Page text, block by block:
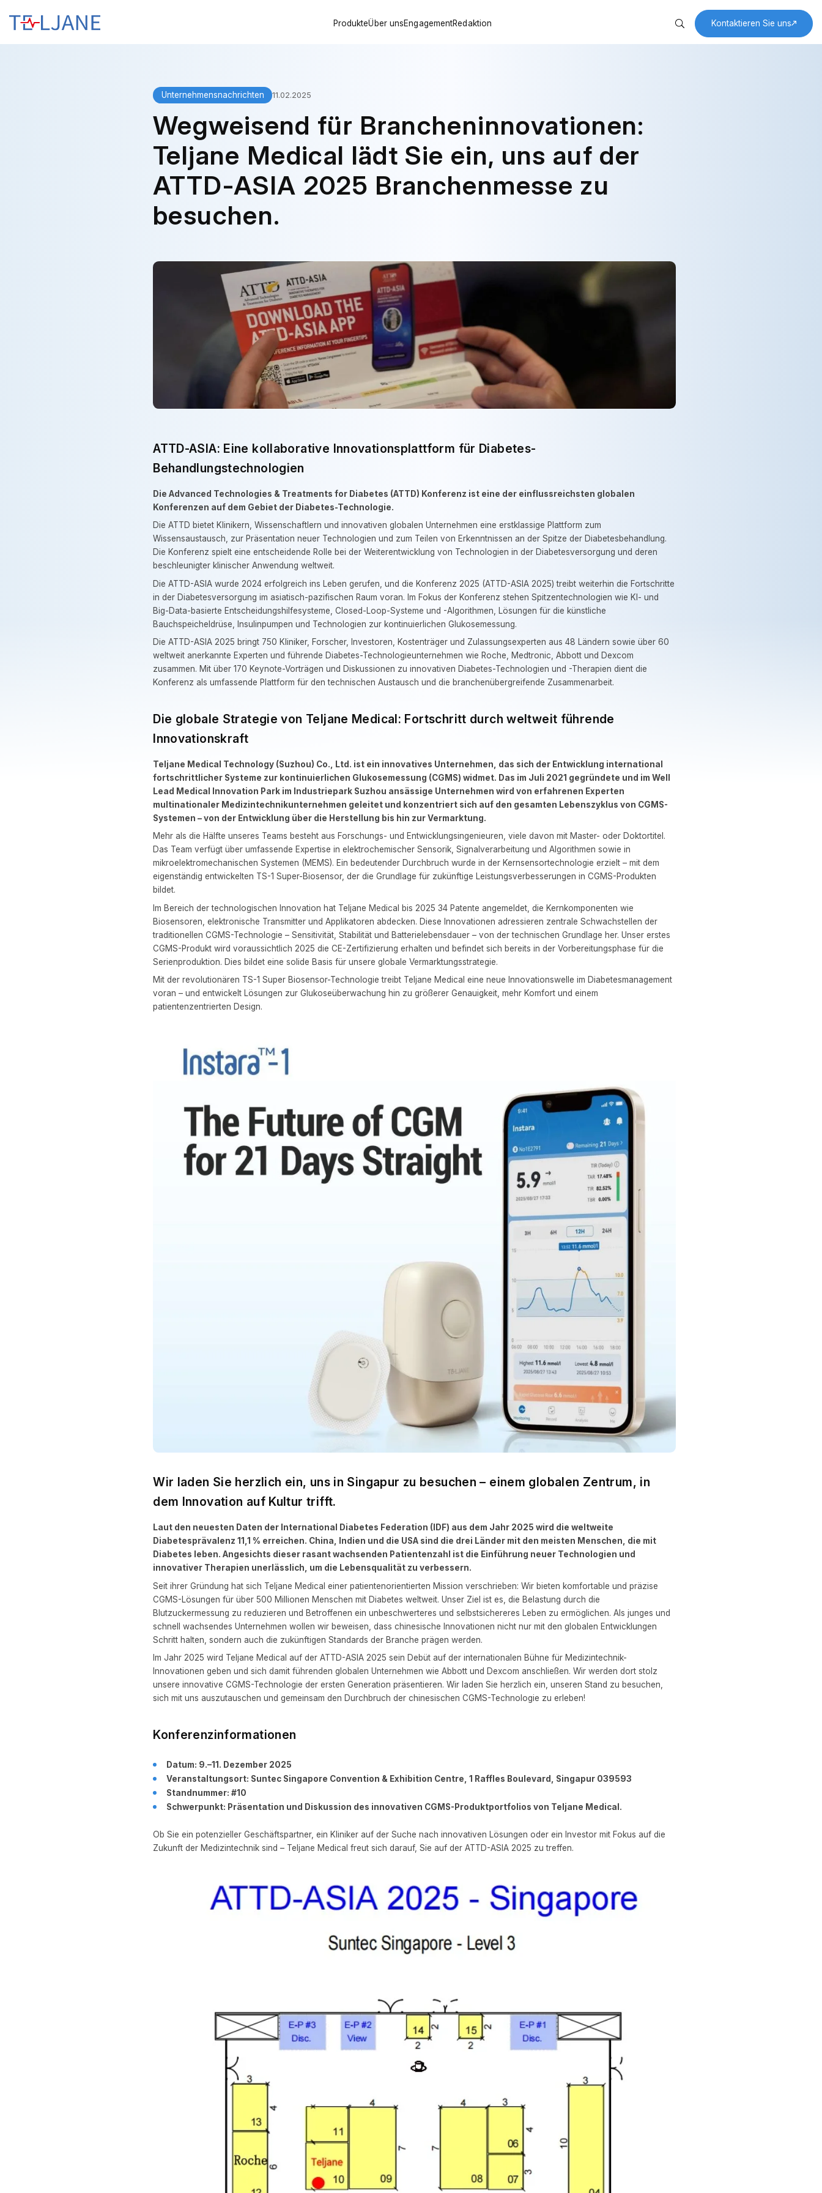
E
ProdukteÜber unsEngagement
Originale Werksstärke
Redaktion Kontaktieren Sie uns
Unternehmensnachrichten 11.02.2025
Wegweisend für Brancheninnovationen:
Teljane Medical lädt Sie ein, uns auf der
ATTD-ASIA 2025 Branchenmesse zu
besuchen.
ATTD-ASIA: Eine kollaborative Innovationsplattform für Diabetes-
Behandlungstechnologien
Die Advanced Technologies & Treatments for Diabetes (ATTD) Konferenz ist eine der einflussreichsten globalen
Konferenzen auf dem Gebiet der Diabetes-Technologie.
Die ATTD bietet Klinikern, Wissenschaftlern und innovativen globalen Unternehmen eine erstklassige Plattform zum
Wissensaustausch, zur Präsentation neuer Technologien und zum Teilen von Erkenntnissen an der Spitze der Diabetesbehandlung.
Die Konferenz spielt eine entscheidende Rolle bei der Weiterentwicklung von Technologien in der Diabetesversorgung und deren
beschleunigter klinischer Anwendung weltweit.
Die ATTD-ASIA wurde 2024 erfolgreich ins Leben gerufen, und die Konferenz 2025 (ATTD-ASIA 2025) treibt weiterhin die Fortschritte
in der Diabetesversorgung im asiatisch-pazifischen Raum voran. Im Fokus der Konferenz stehen Spitzentechnologien wie KI- und
Big-Data-basierte Entscheidungshilfesysteme, Closed-Loop-Systeme und -Algorithmen, Lösungen für die künstliche
Bauchspeicheldrüse, Insulinpumpen und Technologien zur kontinuierlichen Glukosemessung.
Die ATTD-ASIA 2025 bringt 750 Kliniker, Forscher, Investoren, Kostenträger und Zulassungsexperten aus 48 Ländern sowie über 60
weltweit anerkannte Experten und führende Diabetes-Technologieunternehmen wie Roche, Medtronic, Abbott und Dexcom
zusammen. Mit über 170 Keynote-Vorträgen und Diskussionen zu innovativen Diabetes-Technologien und -Therapien dient die
Konferenz als umfassende Plattform für den technischen Austausch und die branchenübergreifende Zusammenarbeit.
Die globale Strategie von Teljane Medical: Fortschritt durch weltweit führende
Innovationskraft
Teljane Medical Technology (Suzhou) Co., Ltd. ist ein innovatives Unternehmen, das sich der Entwicklung international
fortschrittlicher Systeme zur kontinuierlichen Glukosemessung (CGMS) widmet. Das im Juli 2021 gegründete und im Well
Lead Medical Innovation Park im Industriepark Suzhou ansässige Unternehmen wird von erfahrenen Experten
multinationaler Medizintechnikunternehmen geleitet und konzentriert sich auf den gesamten Lebenszyklus von CGMS-
Systemen – von der Entwicklung über die Herstellung bis hin zur Vermarktung.
Mehr als die Hälfte unseres Teams besteht aus Forschungs- und Entwicklungsingenieuren, viele davon mit Master- oder Doktortitel.
Das Team verfügt über umfassende Expertise in elektrochemischer Sensorik, Signalverarbeitung und Algorithmen sowie in
mikroelektromechanischen Systemen (MEMS). Ein bedeutender Durchbruch wurde in der Kernsensortechnologie erzielt – mit dem
eigenständig entwickelten TS-1 Super-Biosensor, der die Grundlage für zukünftige Leistungsverbesserungen in CGMS-Produkten
bildet.
Im Bereich der technologischen Innovation hat Teljane Medical bis 2025 34 Patente angemeldet, die Kernkomponenten wie
Biosensoren, elektronische Transmitter und Applikatoren abdecken. Diese Innovationen adressieren zentrale Schwachstellen der
traditionellen CGMS-Technologie – Sensitivität, Stabilität und Batterielebensdauer – von der technischen Grundlage her. Unser erstes
CGMS-Produkt wird voraussichtlich 2025 die CE-Zertifizierung erhalten und befindet sich bereits in der Vorbereitungsphase für die
Serienproduktion. Dies bildet eine solide Basis für unsere globale Vermarktungsstrategie.
Mit der revolutionären TS-1 Super Biosensor-Technologie treibt Teljane Medical eine neue Innovationswelle im Diabetesmanagement
voran – und entwickelt Lösungen zur Glukoseüberwachung hin zu größerer Genauigkeit, mehr Komfort und einem
patientenzentrierten Design.
Wir laden Sie herzlich ein, uns in Singapur zu besuchen – einem globalen Zentrum, in
dem Innovation auf Kultur trifft.
Laut den neuesten Daten der International Diabetes Federation (IDF) aus dem Jahr 2025 wird die weltweite
Diabetesprävalenz 11,1 % erreichen. China, Indien und die USA sind die drei Länder mit den meisten Menschen, die mit
Diabetes leben. Angesichts dieser rasant wachsenden Patientenzahl ist die Einführung neuer Technologien und
innovativer Therapien unerlässlich, um die Lebensqualität zu verbessern.
Seit ihrer Gründung hat sich Teljane Medical einer patientenorientierten Mission verschrieben: Wir bieten komfortable und präzise
CGMS-Lösungen für über 500 Millionen Menschen mit Diabetes weltweit. Unser Ziel ist es, die Belastung durch die
Blutzuckermessung zu reduzieren und Betroffenen ein unbeschwerteres und selbstsichereres Leben zu ermöglichen. Als junges und
schnell wachsendes Unternehmen wollen wir beweisen, dass chinesische Innovationen nicht nur mit den globalen Entwicklungen
Schritt halten, sondern auch die zukünftigen Standards der Branche prägen werden.
Im Jahr 2025 wird Teljane Medical auf der ATTD-ASIA 2025 sein Debüt auf der internationalen Bühne für Medizintechnik-
Innovationen geben und sich damit führenden globalen Unternehmen wie Abbott und Dexcom anschließen. Wir werden dort stolz
unsere innovative CGMS-Technologie der ersten Generation präsentieren. Wir laden Sie herzlich ein, unseren Stand zu besuchen,
sich mit uns auszutauschen und gemeinsam den Durchbruch der chinesischen CGMS-Technologie zu erleben!
Konferenzinformationen
Datum: 9.–11. Dezember 2025
Veranstaltungsort: Suntec Singapore Convention & Exhibition Centre, 1 Raffles Boulevard, Singapur 039593
Standnummer: #10
Schwerpunkt: Präsentation und Diskussion des innovativen CGMS-Produktportfolios von Teljane Medical.
Ob Sie ein potenzieller Geschäftspartner, ein Kliniker auf der Suche nach innovativen Lösungen oder ein Investor mit Fokus auf die
Zukunft der Medizintechnik sind – Teljane Medical freut sich darauf, Sie auf der ATTD-ASIA 2025 zu treffen.